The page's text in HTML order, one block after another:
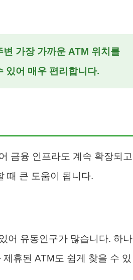
변 가장 가까운 ATM 위치를
있어 매우 편리합니다.
금융 인프라도 계속 확장되고
때 큰 도움이 됩니다.
어 유동인구가 많습니다. 하나
휴된 ATM도 쉽게 찾을 수 있